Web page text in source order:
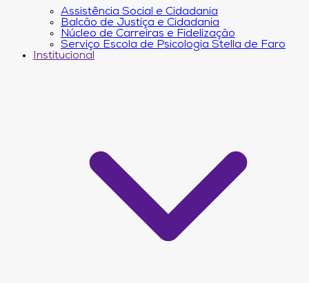
Assistência Social e Cidadania
Balcão de Justiça e Cidadania
Núcleo de Carreiras e Fidelização
Serviço Escola de Psicologia Stella de Faro
Institucional